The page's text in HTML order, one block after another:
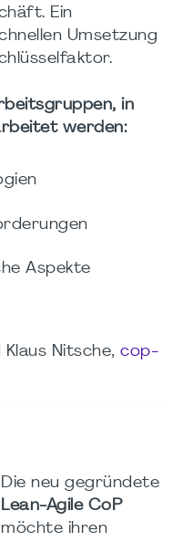
Ein
Umsetzung
in
werden:
Aspekte
Nitsche, cop-
Die neu gegründete
Lean-Agile CoP
möchte ihren